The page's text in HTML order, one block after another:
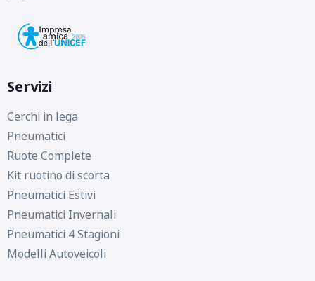
Servizi
Cerchi in lega
Pneumatici
Ruote Complete
Kit ruotino di scorta
Pneumatici Estivi
Pneumatici Invernali
Pneumatici 4 Stagioni
Modelli Autoveicoli